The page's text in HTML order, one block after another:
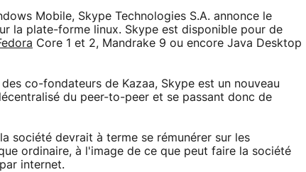
Mobile, Skype Technologies S.A. annonce le
la plate-forme linux. Skype est disponible pour de
Core 1 et 2, Mandrake 9 ou encore Java Desktop
co-fondateurs de Kazaa, Skype est un nouveau
du peer-to-peer et se passant donc de
société devrait à terme se rémunérer sur les
ordinaire, à l'image de ce que peut faire la société
internet.